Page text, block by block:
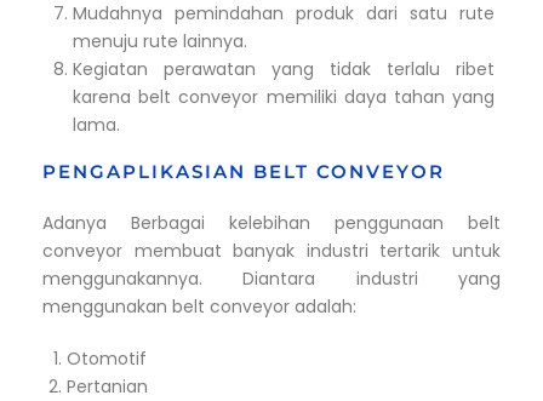
Mudahnya pemindahan produk dari satu rute
menuju rute lainnya.
Kegiatan perawatan yang tidak terlalu ribet
karena belt conveyor memiliki daya tahan yang
lama.
PENGAPLIKASIAN BELT CONVEYOR
Adanya Berbagai kelebihan penggunaan belt
conveyor membuat banyak industri tertarik untuk
menggunakannya. Diantara industri yang
menggunakan belt conveyor adalah:
Otomotif
Pertanian